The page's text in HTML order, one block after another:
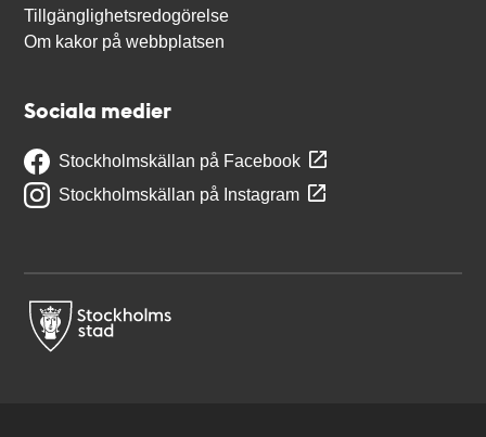
Tillgänglighetsredogörelse
Om kakor på webbplatsen
Sociala medier
Stockholmskällan på Facebook
Stockholmskällan på Instagram